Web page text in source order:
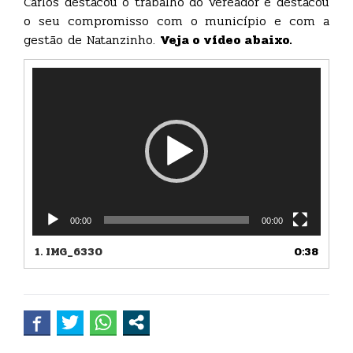
o seu compromisso com o município e com a
gestão de Natanzinho. Veja o vídeo abaixo.
00:00 00:00
1. IMG_6330 0:38